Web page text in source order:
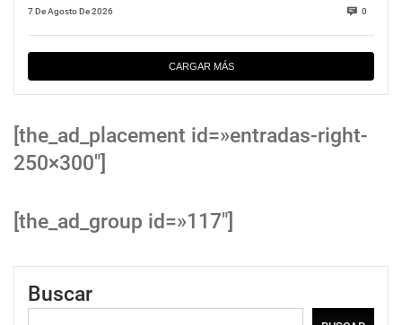
7 De Agosto De 2026 0
CARGAR MÁS
[the_ad_placement id=»entradas-right-
250×300″]
[the_ad_group id=»117″]
Buscar